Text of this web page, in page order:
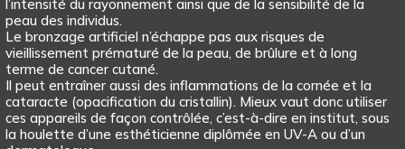
l’intensité du rayonnement ainsi que de la sensibilité de la
peau des individus.
Le bronzage artificiel n’échappe pas aux risques de
vieillissement prématuré de la peau, de brûlure et à long
terme de cancer cutané.
Il peut entraîner aussi des inflammations de la cornée et la
cataracte (opacification du cristallin). Mieux vaut donc utiliser
ces appareils de façon contrôlée, c’est-à-dire en institut, sous
la houlette d’une esthéticienne diplômée en UV-A ou d’un